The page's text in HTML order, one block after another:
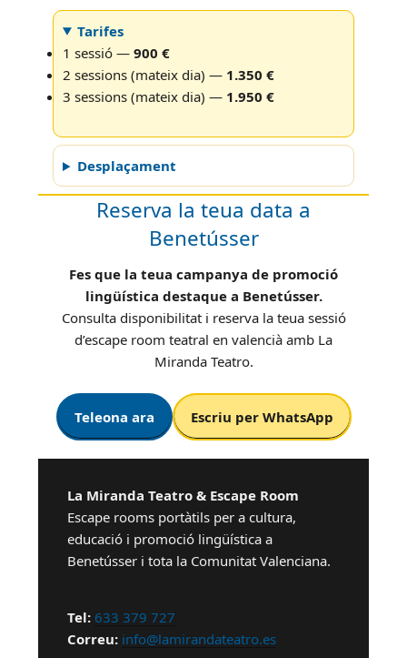
Tarifes
1 sessió — 900 €
2 sessions (mateix dia) — 1.350 €
3 sessions (mateix dia) — 1.950 €
Desplaçament
Reserva la teua data a
Benetússer
Fes que la teua campanya de promoció
lingüística destaque a Benetússer.
Consulta disponibilitat i reserva la teua sessió
d’escape room teatral en valencià amb La
Miranda Teatro.
Teleona ara Escriu per WhatsApp
La Miranda Teatro & Escape Room
Escape rooms portàtils per a cultura,
educació i promoció lingüística a
Benetússer i tota la Comunitat Valenciana.
Tel: 633 379 727
Correu: info@lamirandateatro.es